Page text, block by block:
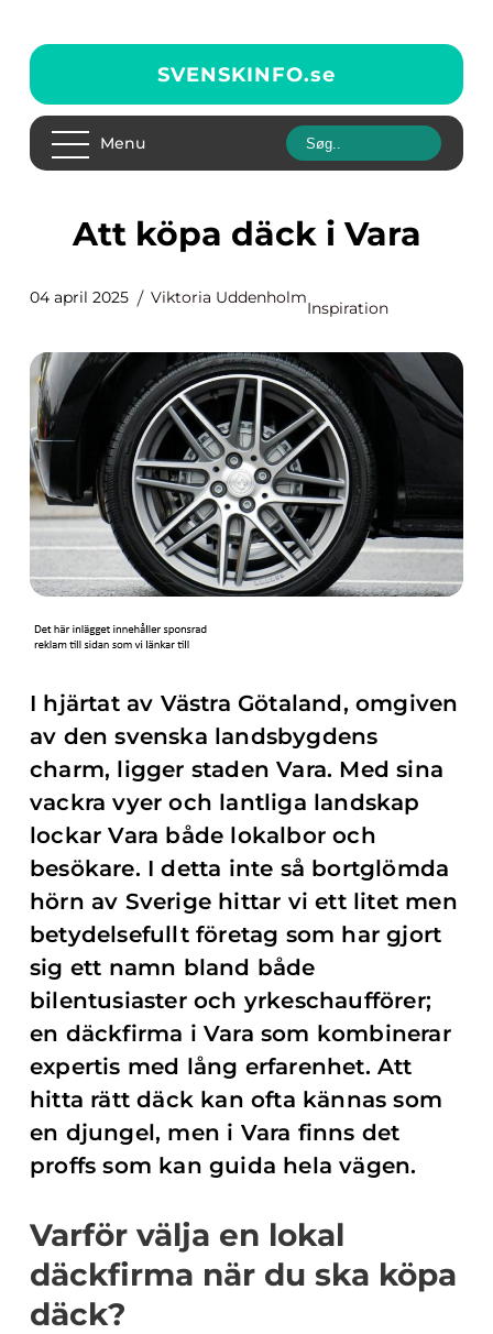
SVENSKINFO.se
Menu
Att köpa däck i Vara
04 april 2025 Viktoria Uddenholm
Inspiration
I hjärtat av Västra Götaland, omgiven
av den svenska landsbygdens
charm, ligger staden Vara. Med sina
vackra vyer och lantliga landskap
lockar Vara både lokalbor och
besökare. I detta inte så bortglömda
hörn av Sverige hittar vi ett litet men
betydelsefullt företag som har gjort
sig ett namn bland både
bilentusiaster och yrkeschaufförer;
en däckfirma i Vara som kombinerar
expertis med lång erfarenhet. Att
hitta rätt däck kan ofta kännas som
en djungel, men i Vara finns det
proffs som kan guida hela vägen.
Varför välja en lokal
däckfirma när du ska köpa
däck?